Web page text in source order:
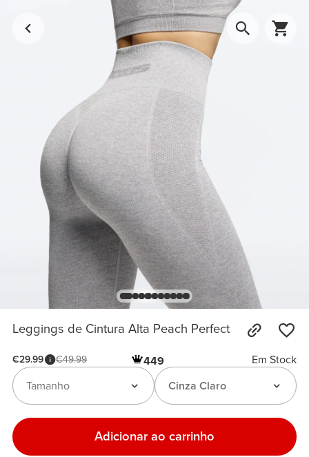
Leggings de Cintura Alta Peach Perfect
€29.99 €49.99 449
Em Stock
Cinza Claro
Tamanho
Adicionar ao carrinho